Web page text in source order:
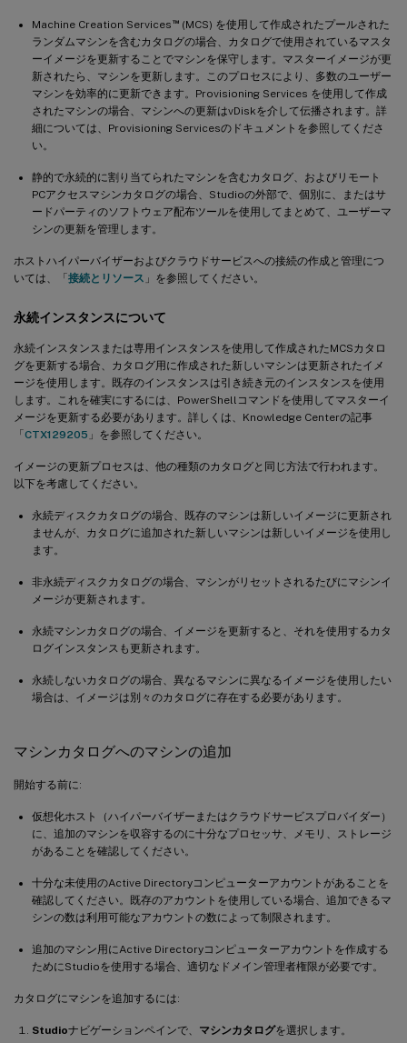
Machine Creation Services ™(MCS) を使用して作成されたプールされた
ランダムマシンを含むカタログの場合、カタログで使用されているマスタ
ーイメージを更新することでマシンを保守します。マスターイメージが更
新されたら、マシンを更新します。このプロセスにより、多数のユーザー
マシンを効率的に更新できます。Provisioning Services を使用して作成
されたマシンの場合、マシンへの更新はvDiskを介して伝播されます。詳
細については、Provisioning Servicesのドキュメントを参照してくださ
い。
静的で永続的に割り当てられたマシンを含むカタログ、およびリモート
PCアクセスマシンカタログの場合、Studioの外部で、個別に、またはサ
ードパーティのソフトウェア配布ツールを使用してまとめて、ユーザーマ
シンの更新を管理します。
ホストハイパーバイザーおよびクラウドサービスへの接続の作成と管理につ
いては、「接続とリソース 」を参照してください。
永続インスタンスについて
永続インスタンスまたは専用インスタンスを使用して作成されたMCSカタロ
グを更新する場合、カタログ用に作成された新しいマシンは更新されたイメ
ージを使用します。既存のインスタンスは引き続き元のインスタンスを使用
します。これを確実にするには、PowerShellコマンドを使用してマスターイ
メージを更新する必要があります。詳しくは、Knowledge Centerの記事
「CTX129205 」を参照してください。
イメージの更新プロセスは、他の種類のカタログと同じ方法で行われます。
以下を考慮してください。
永続ディスクカタログの場合、既存のマシンは新しいイメージに更新され
ませんが、カタログに追加された新しいマシンは新しいイメージを使用し
ます。
非永続ディスクカタログの場合、マシンがリセットされるたびにマシンイ
メージが更新されます。
永続マシンカタログの場合、イメージを更新すると、それを使用するカタ
ログインスタンスも更新されます。
永続しないカタログの場合、異なるマシンに異なるイメージを使用したい
場合は、イメージは別々のカタログに存在する必要があります。
マシンカタログへのマシンの追加
開始する前に:
仮想化ホスト（ハイパーバイザーまたはクラウドサービスプロバイダー）
に、追加のマシンを収容するのに十分なプロセッサ、メモリ、ストレージ
があることを確認してください。
十分な未使用のActive Directoryコンピューターアカウントがあることを
確認してください。既存のアカウントを使用している場合、追加できるマ
シンの数は利用可能なアカウントの数によって制限されます。
追加のマシン用にActive Directoryコンピューターアカウントを作成する
ためにStudioを使用する場合、適切なドメイン管理者権限が必要です。
カタログにマシンを追加するには:
Studioナビゲーションペインで、 マシンカタログを選択します。